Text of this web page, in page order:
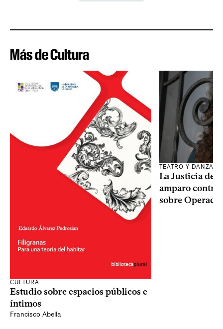
Más de Cultura
CULTURA
Estudio sobre espacios públicos e
íntimos
Francisco Abella
TEATRO Y DANZA
La Justicia
amparo contra
sobre